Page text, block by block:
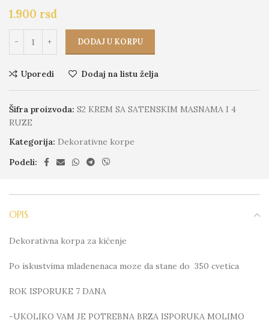
1.900 rsd
DODAJ U KORPU
Uporedi Dodaj na listu želja
Šifra proizvoda: S2 KREM SA SATENSKIM MASNAMA I 4
RUZE
Kategorija: Dekorativne korpe
Podeli:
OPIS
Dekorativna korpa za kićenje
Po iskustvima mladenenaca moze da stane do 350 cvetica
ROK ISPORUKE 7 DANA
-UKOLIKO VAM JE POTREBNA BRZA ISPORUKA MOLIMO